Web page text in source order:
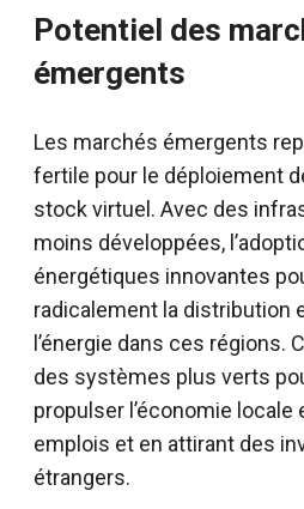
Potentiel des
émergents
Les marchés émergents
fertile pour le déploiement
stock virtuel. Avec des
moins développées,
énergétiques innovantes
radicalement la distribution
l’énergie dans ces régions.
des systèmes plus verts
propulser l’économie locale
emplois et en attirant des
étrangers.